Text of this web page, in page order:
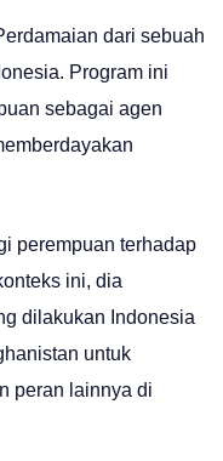
dari sebuah
Program ini
sebagai agen
perempuan terhadap
ini, dia
dilakukan Indonesia
untuk
peran lainnya di